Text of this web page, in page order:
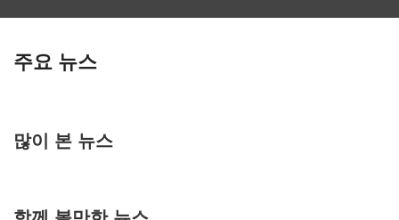
주요 뉴스
많이 본 뉴스